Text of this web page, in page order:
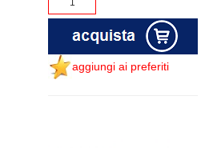
aggiungi ai preferiti